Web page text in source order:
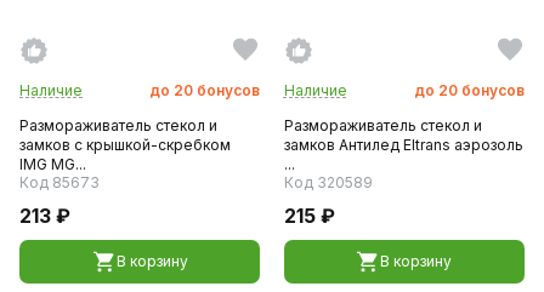
Наличие до 20 бонусов
Размораживатель стекол и
замков с крышкой-скребком
IMG MG...
Код 85673
213 ₽
В корзину
Наличие до 20 бонусов
Размораживатель стекол и
замков Антилед Eltrans аэрозоль
...
Код 320589
215 ₽
В корзину